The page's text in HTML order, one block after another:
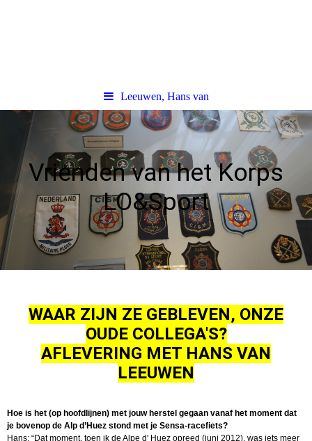
Leeuwen, Hans van
Vrienden van het Korps
LO&Sport
WAAR ZIJN ZE GEBLEVEN, ONZE
OUDE COLLEGA'S?
AFLEVERING MET HANS VAN
LEEUWEN
Hoe is het (op hoofdlijnen) met jouw herstel gegaan vanaf het moment dat
je bovenop de Alp d’Huez stond met je Sensa-racefiets?
Hans: “Dat moment, toen ik de Alpe d' Huez opreed (juni 2012), was iets meer